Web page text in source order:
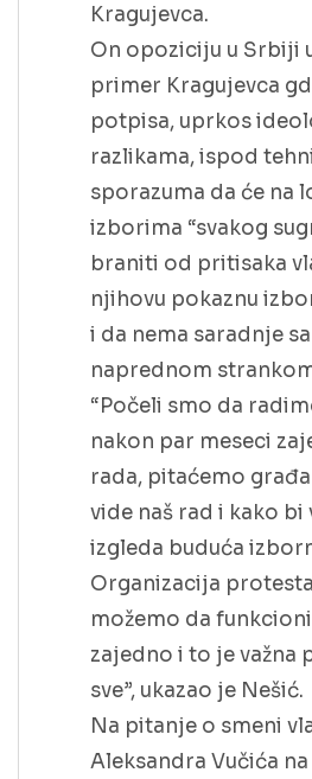
Kragujevca.
On opoziciju u Srbiji
primer Kragujevca
potpisa, uprkos
razlikama, ispod
sporazuma da će na
izborima “svakog
braniti od pritisaka
njihovu pokaznu
i da nema saradnje
naprednom
“Počeli smo da
nakon par meseci
rada, pitaćemo
vide naš rad i kako bi
izgleda buduća
Organizacija
možemo da
zajedno i to je važna
sve”, ukazao je Nešić.
Na pitanje o smeni
Aleksandra Vučića na